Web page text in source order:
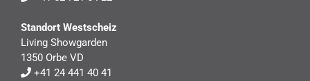
Standort Westscheiz
Living Showgarden
1350 Orbe VD
+41 24 441 40 41